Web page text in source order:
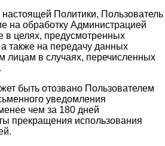
Политики, Пользователь
на обработку Администрацией
в целях, предусмотренных
также на передачу данных
лицам в случаях, перечисленных
быть отозвано Пользователем
уведомления
чем за 180 дней
прекращения использования